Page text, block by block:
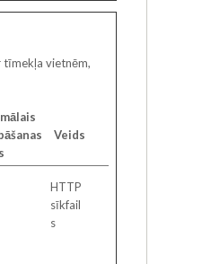
vietnēm,
Veids
HTTP
sīkfail
s